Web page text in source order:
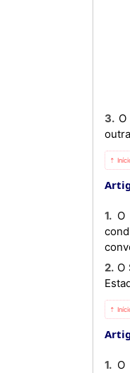
3. O Presidente do Conselho Técnico de Obras Públicas pode convidar técnicos especializados do Sector ou
⇡
1. O Conselho Técnico de Obras Públicas é apoiado por um Secretariado ao qual compete assegurar as
2. O Secretariado é composto pelos Directores dos Gabinetes do Ministro, que coordena e dos Secretários de
⇡
1. O Conselho Técnico de Obras Públicas reúne ordinariamente uma vez por mês por convocação do seu